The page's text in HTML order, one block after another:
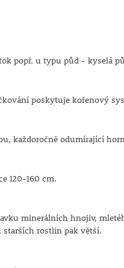
popř. u typu půd - kyselá
poskytuje kořenový
každoročně odumírající
120-160 cm.
minerálních hnojiv,
rostlin pak větší.